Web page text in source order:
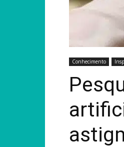
Conhecimento